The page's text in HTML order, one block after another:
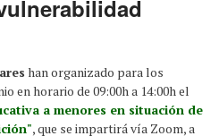
han organizado para los
en horario de 09:00h a 14:00h el
a menores en situación de
, que se impartirá vía Zoom, a